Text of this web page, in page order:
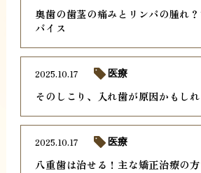
奥歯の歯茎の痛みとリンパの腫れ
バイス
そのしこり、入れ歯が原因かもし
2025.10.17 医療
八重歯は治せる！主な矯正治療の
2025.10.17 医療